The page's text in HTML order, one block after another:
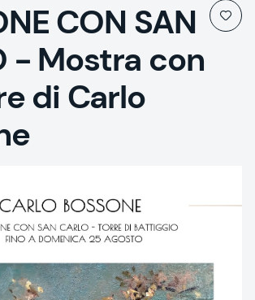
CON SAN
- Mostra con
di Carlo